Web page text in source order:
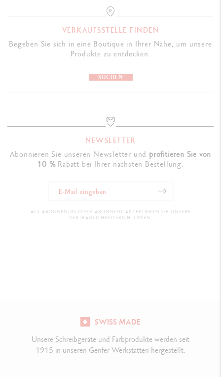
VERKAUFSSTELLE FINDEN
Begeben Sie sich in eine Boutique in Ihrer Nähe, um unsere
Produkte zu entdecken.
SUCHEN
NEWSLETTER
Abonnieren Sie unseren Newsletter undprofitieren Sie von
10 %Rabatt bei Ihrer nächsten Bestellung.
ALS ABONNENTIN ODER ABONNENT AKZEPTIEREN SIE UNSERE
VERTRAULICHKEITSRICHTLINIEN.
SWISS MADE
Unsere Schreibgeräte und Farbprodukte werden seit
1915 in unseren Genfer Werkstätten hergestellt.